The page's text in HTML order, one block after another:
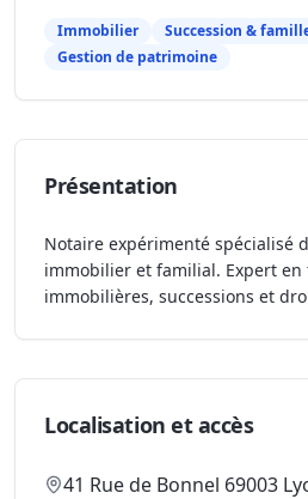
Immobilier Succession &
Gestion de patrimoine
Présentation
Notaire expérimenté spécialisé
immobilier et familial. Expert en
immobilières, successions et
Localisation et accès
41 Rue de Bonnel 69003